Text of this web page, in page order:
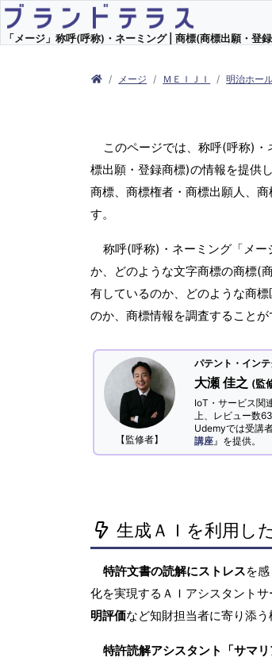
「メージ」称呼(呼称)・ネーミング | 商標(商標出願・登
メージ ＭＥＩＪＩ 明治ホー
このページでは、称呼(呼称)
標出願・登録商標)の情報を提供
商標、商標権者・商標出願人、
す。
称呼(呼称)・ネーミング「メ
か、どのような文字商標の商標(
有しているのか、どのような商
のか、商標情報を調査することが
【監修者】
パテント・イン
大瀬 佳之 (監
IoT・サービス関
上、レビュー数
Udemyでは受講
講座 』を提供。
生成ＡＩを利用し
特許文書の読解にストレスを
化を実現するＡＩアシスタント
明評価など知財担当者に寄り添
特許読解アシスタント「サマリ